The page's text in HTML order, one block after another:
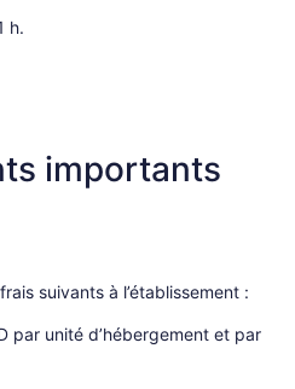
h.
importants
suivants à l’établissement :
par unité d’hébergement et par